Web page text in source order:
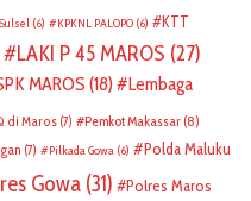
(6) KPKNL PALOPO (6)
KTT
LAKI P 45 MAROS (27)
MAROS(18)
Lembaga
di Maros (7) Pemkot Makassar (8)
(7) Pilkada Gowa (6)
Polda Maluku
Gowa (31)
Polres Maros